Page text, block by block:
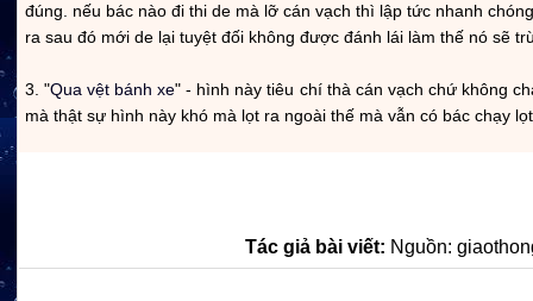
đúng. nếu bác nào đi thi de mà lỡ cán vạch thì lập tức nhanh
ra sau đó mới de lại tuyệt đối không được đánh lái làm thế nó sẽ
3. "Qua vệt bánh xe" - hình này tiêu chí thà cán vạch chứ không
mà thật sự hình này khó mà lọt ra ngoài thế mà vẫn có bác chạy lọt
Tác giả bài viết: Nguồn: